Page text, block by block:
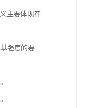
主要体现在
强度的要